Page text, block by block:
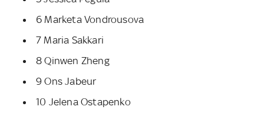
6 Marketa Vondrousova
7 Maria Sakkari
8 Qinwen Zheng
9 Ons Jabeur
10 Jelena Ostapenko